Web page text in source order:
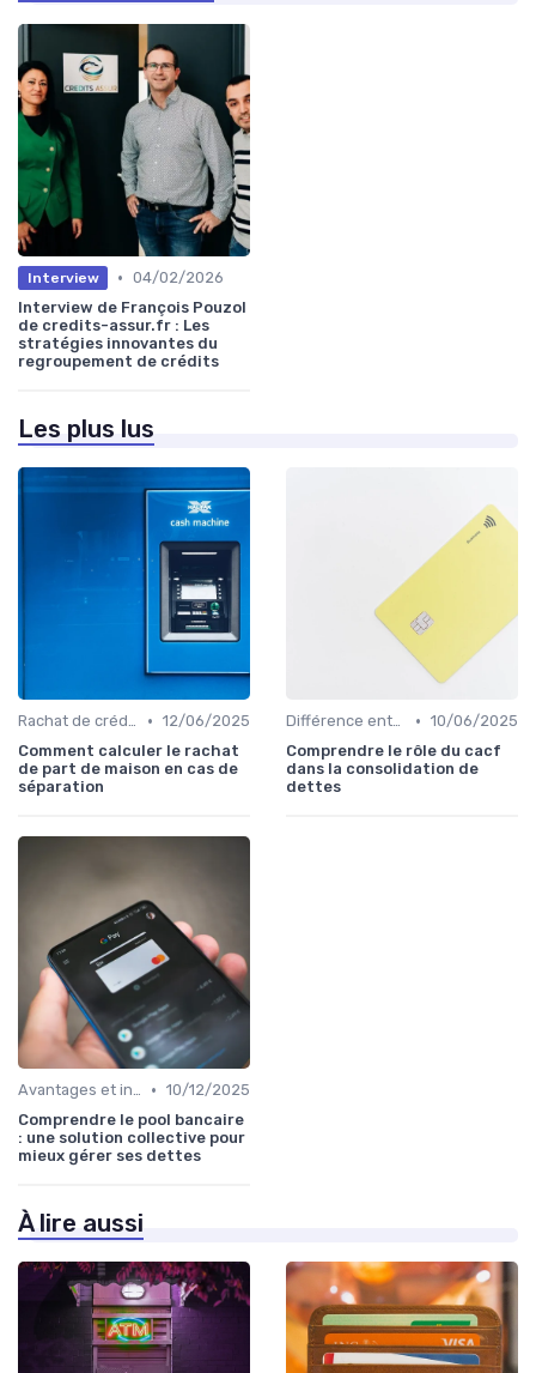
Interview • 04/02/2026
Interview de François Pouzol
de credits-assur.fr : Les
stratégies innovantes du
regroupement de crédits
Les plus lus
Rachat de crédit immobilier • 12/06/2025
Comment calculer le rachat
de part de maison en cas de
séparation
Différence entre rachat et renégociation • 10/06/2025
Comprendre le rôle du cacf
dans la consolidation de
dettes
Avantages et inconvénients • 10/12/2025
Comprendre le pool bancaire
: une solution collective pour
mieux gérer ses dettes
À lire aussi